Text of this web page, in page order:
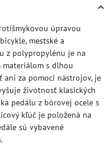
úpravou
mestské a
z polypropylénu je na
materiálom s dlhou
za pomoci nástrojov, je
životnosť klasických
pedálu z bórovej ocele s
kľúč je položená na
sú vybavené